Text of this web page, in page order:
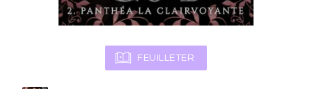
FEUILLETER